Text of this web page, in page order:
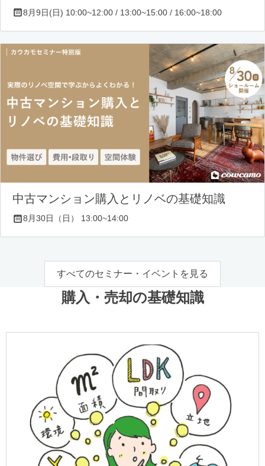
8月9日(日) 10:00~12:00 / 13:00~15:00 / 16:00~18:00
中古マンション購入とリノベの基礎知識
8月30日（日） 13:00~14:00
すべてのセミナー・イベントを見る
購入・売却の基礎知識